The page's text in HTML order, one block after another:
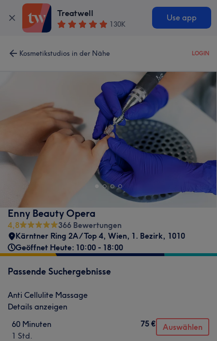
Treatwell
130K
Use app
Kosmetikstudios in der Nähe LOGIN
Enny Beauty Opera
4,8
366 Bewertungen
Kärntner Ring 2A/Top 4, Wien, 1. Bezirk, 1010
Geöffnet Heute: 10:00 - 18:00
Passende Suchergebnisse
Anti Cellulite Massage
Details anzeigen
60 Minuten
1 Std.
75 € Auswählen